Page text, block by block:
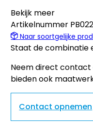
Bekijk meer
Artikelnummer
Naar soortgelijke
Staat de combinatie
Neem direct contact
bieden ook
Contact opnemen